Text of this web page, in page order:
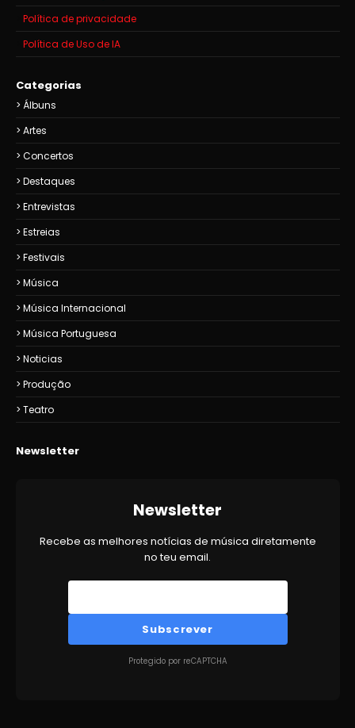
Política de privacidade
Política de Uso de IA
Categorias
Álbuns
Artes
Concertos
Destaques
Entrevistas
Estreias
Festivais
Música
Música Internacional
Música Portuguesa
Noticias
Produção
Teatro
Newsletter
Newsletter
Recebe as melhores notícias de música diretamente
no teu email.
Subscrever
Protegido por reCAPTCHA